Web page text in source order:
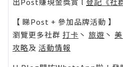
【 睇Post + 參加品牌活動 】
瀏覽更多社群 打卡 丶 旅遊 丶
攻略及 活動情報